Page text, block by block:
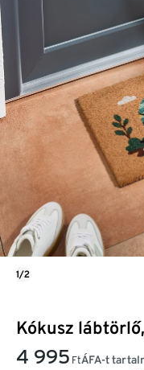
Kókusz
4 995 FtÁFA-t
1/2